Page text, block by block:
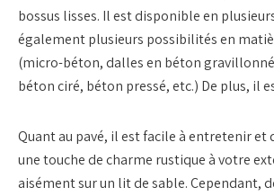
bossus lisses. Il est disponible en
également plusieurs possibilités en
(micro-béton, dalles en béton
béton ciré, béton pressé, etc.) De plus, il
Quant au pavé, il est facile à entretenir et
une touche de charme rustique à votre
aisément sur un lit de sable. Cependant,